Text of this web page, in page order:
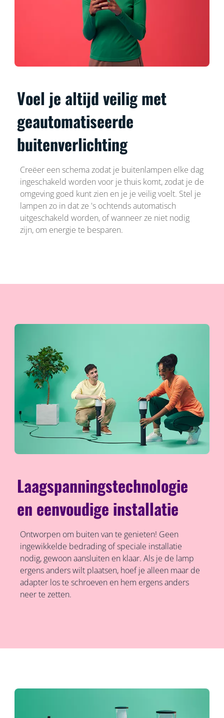
Voel je altijd veilig met
geautomatiseerde
buitenverlichting
Creëer een schema zodat je buitenlampen elke dag
ingeschakeld worden voor je thuis komt, zodat je de
omgeving goed kunt zien en je je veilig voelt. Stel je
lampen zo in dat ze 's ochtends automatisch
uitgeschakeld worden, of wanneer ze niet nodig
zijn, om energie te besparen.
Laagspanningstechnologie
en eenvoudige installatie
Ontworpen om buiten van te genieten! Geen
ingewikkelde bedrading of speciale installatie
nodig, gewoon aansluiten en klaar. Als je de lamp
ergens anders wilt plaatsen, hoef je alleen maar de
adapter los te schroeven en hem ergens anders
neer te zetten.